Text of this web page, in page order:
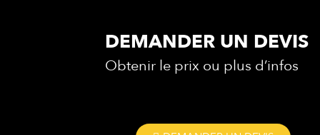
DEMANDER UN DEVIS
Obtenir le prix ou plus d’infos